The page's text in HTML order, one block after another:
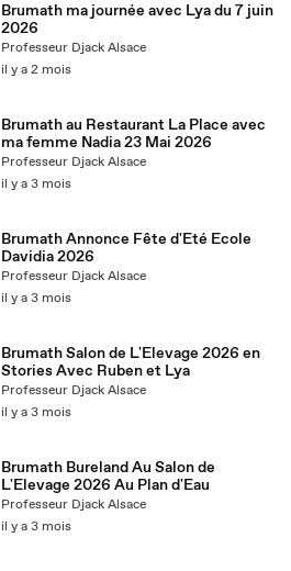
Brumath ma journée avec Lya du 7 juin
2026
Professeur Djack Alsace
il y a 2 mois
Brumath au Restaurant La Place avec
ma femme Nadia 23 Mai 2026
Professeur Djack Alsace
il y a 3 mois
Brumath Annonce Fête d'Eté Ecole
Davidia 2026
Professeur Djack Alsace
il y a 3 mois
Brumath Salon de L'Elevage 2026 en
Stories Avec Ruben et Lya
Professeur Djack Alsace
il y a 3 mois
Brumath Bureland Au Salon de
L'Elevage 2026 Au Plan d'Eau
Professeur Djack Alsace
il y a 3 mois